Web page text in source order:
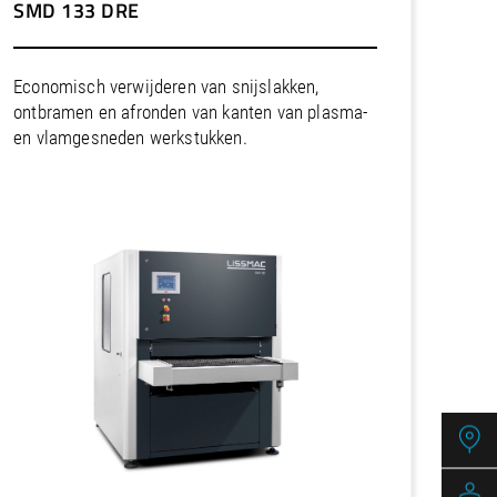
SMD 133 DRE
Economisch verwijderen van snijslakken,
ontbramen en afronden van kanten van plasma-
en vlamgesneden werkstukken.